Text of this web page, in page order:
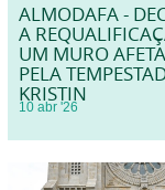
ALMODAFA -
A
UM MURO
PELA
KRISTIN
10 abr '26